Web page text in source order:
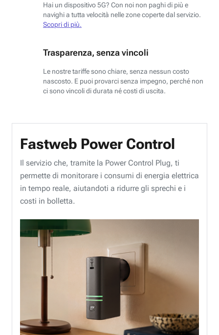
Hai un dispositivo 5G? Con noi non paghi di più e
navighi a tutta velocità nelle zone coperte dal servizio.
Scopri di più.
Trasparenza, senza vincoli
Le nostre tariffe sono chiare, senza nessun costo
nascosto. E puoi provarci senza impegno, perché non
ci sono vincoli di durata né costi di uscita.
Fastweb Power Control
Il servizio che, tramite la Power Control Plug, ti
permette di monitorare i consumi di energia elettrica
in tempo reale, aiutandoti a ridurre gli sprechi e i
costi in bolletta.